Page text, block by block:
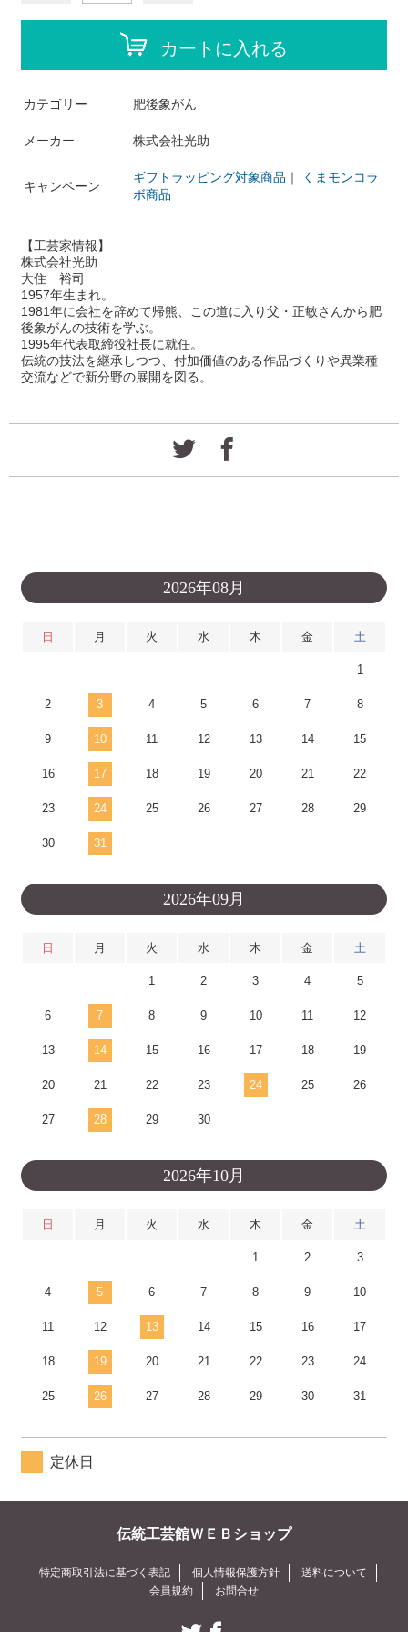
カートに入れる
カテゴリー 肥後象がん
メーカー 株式会社光助
キャンペーン
ギフトラッピング対象商品 ｜
くまモンコラ
ボ商品
【工芸家情報】
株式会社光助
大住 裕司
1957年生まれ。
1981年に会社を辞めて帰熊、この道に入り父・正敏さんから肥
後象がんの技術を学ぶ。
1995年代表取締役社長に就任。
伝統の技法を継承しつつ、付加価値のある作品づくりや異業種
交流などで新分野の展開を図る。
2026年08月
日 月 火 水 木 金 土
1
2 3 4 5 6 7 8
9 10 11 12 13 14 15
16 17 18 19 20 21 22
23 24 25 26 27 28 29
30 31
2026年09月
日 月 火 水 木 金 土
1 2 3 4 5
6 7 8 9 10 11 12
13 14 15 16 17 18 19
20 21 22 23 24 25 26
27 28 29 30
2026年10月
日 月 火 水 木 金 土
1 2 3
4 5 6 7 8 9 10
11 12 13 14 15 16 17
18 19 20 21 22 23 24
25 26 27 28 29 30 31
定休日
伝統工芸館ＷＥＢショップ
特定商取引法に基づく表記 個人情報保護方針
送料について
会員規約
お問合せ